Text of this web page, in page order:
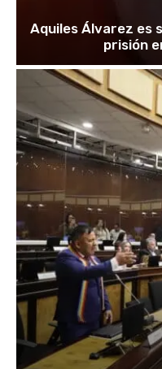
Aquiles Álvarez es
prisión